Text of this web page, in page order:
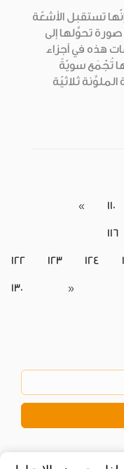
تستقبل الأشعّة
تحوِّلها إلى
هذه في أجزاء
تُجْمَع سويّةً
ثلاثيّة
« 110
116
122 123 124
130 »